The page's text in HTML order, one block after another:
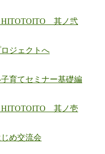
HITOTOITO 其ノ弐
ジェクトへ
育てセミナー基礎編
HITOTOITO 其ノ壱
め交流会